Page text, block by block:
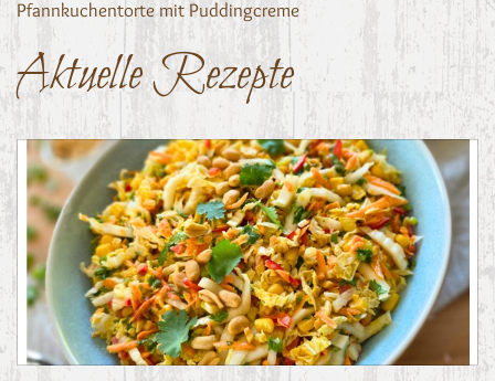
Pfannkuchentorte mit Puddingcreme
Aktuelle Rezepte